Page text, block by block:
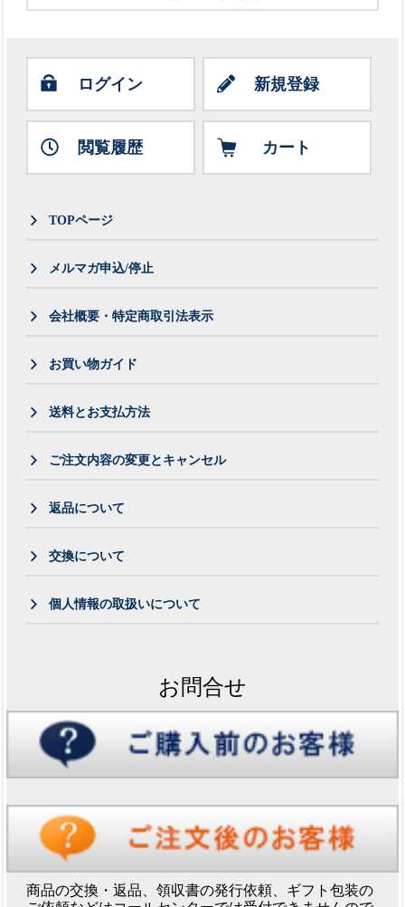
ログイン 新規登録
閲覧履歴 カート
TOPページ
メルマガ申込/停止
会社概要・特定商取引法表示
お買い物ガイド
送料とお支払方法
ご注文内容の変更とキャンセル
返品について
交換について
個人情報の取扱いについて
お問合せ
商品の交換・返品、領収書の発行依頼、ギフト包装の